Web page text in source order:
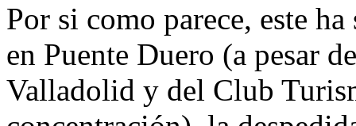
Por si como parece, este
en Puente Duero (a pesar
Valladolid y del Club